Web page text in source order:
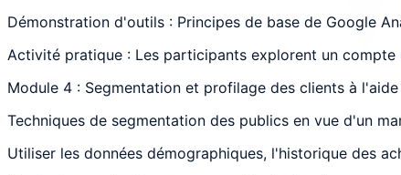
Démonstration d'outils : Principes de base de Google
Activité pratique : Les participants explorent un
Module 4 : Segmentation et profilage des clients à
Techniques de segmentation des publics en vue d'un
Utiliser les données démographiques, l'historique des